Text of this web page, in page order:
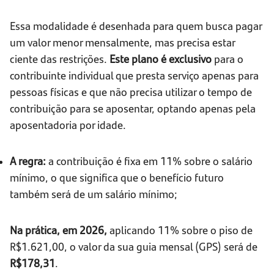
Essa modalidade é desenhada para quem busca pagar
um valor menor mensalmente, mas precisa estar
ciente das restrições. Este plano é exclusivo para o
contribuinte individual que presta serviço apenas para
pessoas físicas e que não precisa utilizar o tempo de
contribuição para se aposentar, optando apenas pela
aposentadoria por idade.
A regra: a contribuição é fixa em 11% sobre o salário
mínimo, o que significa que o benefício futuro
também será de um salário mínimo;
Na prática, em 2026, aplicando 11% sobre o piso de
R$1.621,00, o valor da sua guia mensal (GPS) será de
R$178,31.